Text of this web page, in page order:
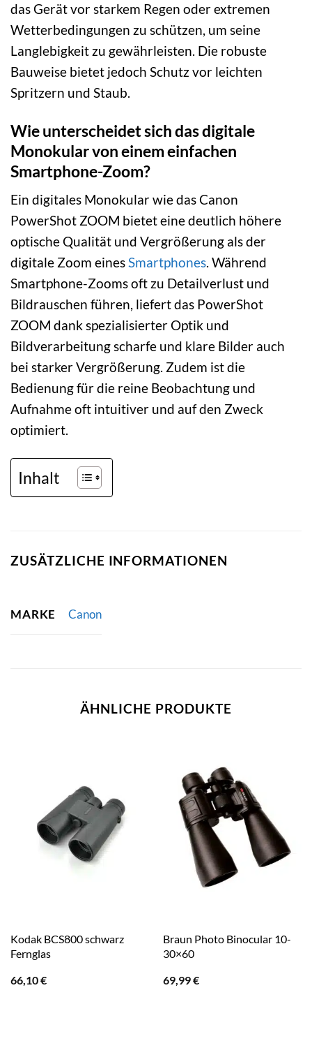
das Gerät vor starkem Regen oder extremen
Wetterbedingungen zu schützen, um seine
Langlebigkeit zu gewährleisten. Die robuste
Bauweise bietet jedoch Schutz vor leichten
Spritzern und Staub.
Wie unterscheidet sich das digitale
Monokular von einem einfachen
Smartphone-Zoom?
Ein digitales Monokular wie das Canon
PowerShot ZOOM bietet eine deutlich höhere
optische Qualität und Vergrößerung als der
digitale Zoom einesSmartphones. Während
Smartphone-Zooms oft zu Detailverlust und
Bildrauschen führen, liefert das PowerShot
ZOOM dank spezialisierter Optik und
Bildverarbeitung scharfe und klare Bilder auch
bei starker Vergrößerung. Zudem ist die
Bedienung für die reine Beobachtung und
Aufnahme oft intuitiver und auf den Zweck
optimiert.
Inhalt
ZUSÄTZLICHE INFORMATIONEN
MARKE Canon
ÄHNLICHE PRODUKTE
Kodak BCS800 schwarz
Fernglas
66,10€
Braun Photo Binocular 10-
30×60
69,99€